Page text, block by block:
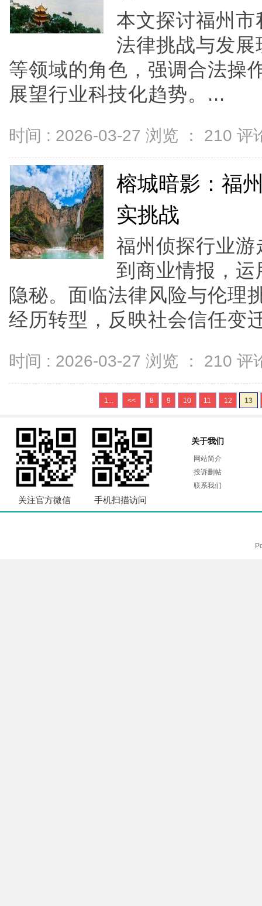
本文探讨福州
法律挑战与发
等领域的角色，强调合法操
展望行业科技化趋势。...
时间 : 2026-03-27 浏览 ： 210 评
榕城暗影：福
实挑战
福州侦探行业
到商业情报，
隐秘。面临法律风险与伦理
经历转型，反映社会信任变
时间 : 2026-03-27 浏览 ： 210 评
1... << 8 9 10 11 12 13
关注官方微信 手机扫描访问
关于我们
网站简介
投诉删帖
联系我们